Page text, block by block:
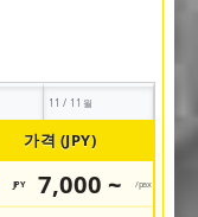
11 / 11월
가격 (JPY)
JPY 7,000 ~ /pax